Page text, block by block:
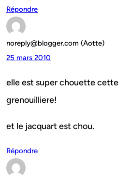
Répondre
noreply@blogger.com (Aotte)
25 mars 2010
elle est super chouette cette
grenouilliere!
et le jacquart est chou.
Répondre